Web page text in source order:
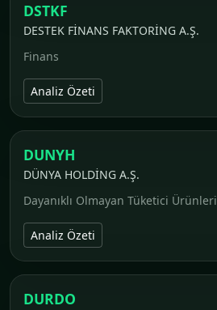
DSTKF
DESTEK FİNANS FAKTORİNG A.Ş.
Finans
Analiz Özeti
DUNYH
DÜNYA HOLDİNG A.Ş.
Dayanıklı Olmayan Tüketici Ürünleri
Analiz Özeti
DURDO